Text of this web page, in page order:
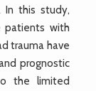
In this study,
patients with
trauma have
prognostic
the limited